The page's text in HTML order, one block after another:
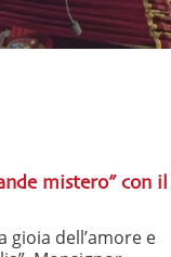
mistero” con il
gioia dell’amore e